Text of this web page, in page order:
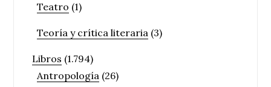
Teatro (1)
Teoría y crítica literaria (3)
Libros (1.794)
Antropología (26)